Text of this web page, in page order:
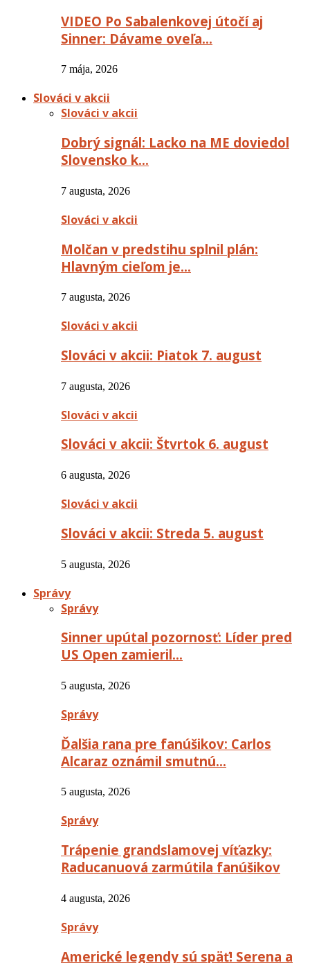
VIDEO Po Sabalenkovej útočí aj
Sinner: Dávame oveľa…
7 mája, 2026
Slováci v akcii
Slováci v akcii
Dobrý signál: Lacko na ME doviedol
Slovensko k…
7 augusta, 2026
Slováci v akcii
Molčan v predstihu splnil plán:
Hlavným cieľom je…
7 augusta, 2026
Slováci v akcii
Slováci v akcii: Piatok 7. august
7 augusta, 2026
Slováci v akcii
Slováci v akcii: Štvrtok 6. august
6 augusta, 2026
Slováci v akcii
Slováci v akcii: Streda 5. august
5 augusta, 2026
Správy
Správy
Sinner upútal pozornosť: Líder pred
US Open zamieril…
5 augusta, 2026
Správy
Ďalšia rana pre fanúšikov: Carlos
Alcaraz oznámil smutnú…
5 augusta, 2026
Správy
Trápenie grandslamovej víťazky:
Raducanuová zarmútila fanúšikov
4 augusta, 2026
Správy
Americké legendy sú späť! Serena a